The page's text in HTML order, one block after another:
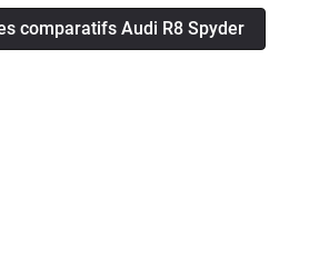
comparatifs Audi R8 Spyder